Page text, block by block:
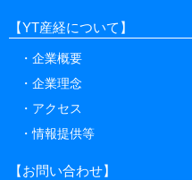
【YT産経について】
企業概要
企業理念
アクセス
情報提供等
【お問い合わせ】